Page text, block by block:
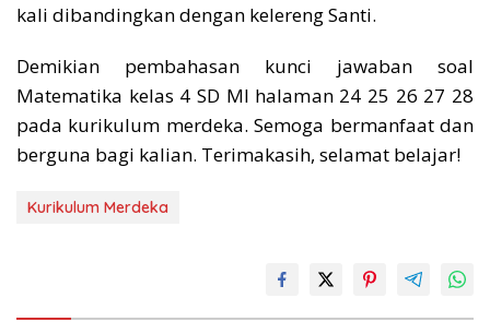
kali dibandingkan dengan kelereng Santi.
Demikian pembahasan kunci jawaban soal
Matematika kelas 4 SD MI halaman 24 25 26 27 28
pada kurikulum merdeka. Semoga bermanfaat dan
berguna bagi kalian. Terimakasih, selamat belajar!
Kurikulum Merdeka